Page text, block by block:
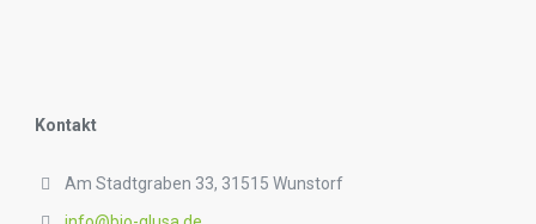
Kontakt
Am Stadtgraben 33, 31515 Wunstorf